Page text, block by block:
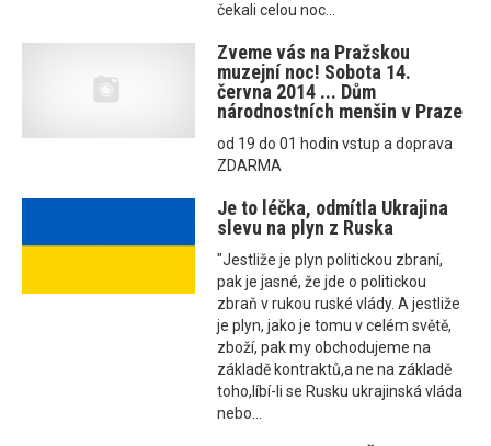
čekali celou noc...
Zveme vás na Pražskou
muzejní noc! Sobota 14.
června 2014 ... Dům
národnostních menšin v Praze
od 19 do 01 hodin vstup a doprava
ZDARMA
Je to léčka, odmítla Ukrajina
slevu na plyn z Ruska
"Jestliže je plyn politickou zbraní,
pak je jasné, že jde o politickou
zbraň v rukou ruské vlády. A jestliže
je plyn, jako je tomu v celém světě,
zboží, pak my obchodujeme na
základě kontraktů,a ne na základě
toho,líbí-li se Rusku ukrajinská vláda
nebo...